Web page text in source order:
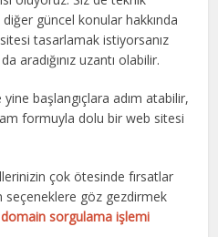
güncel konular hakkında
tasarlamak istiyorsanız
aradığınız uzantı olabilir.
yine başlangıçlara adım atabilir,
formuyla dolu bir web sitesi
çok ötesinde fırsatlar
seçeneklere göz gezdirmek
domain sorgulama işlemi